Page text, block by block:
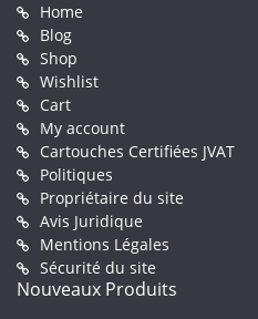
Home
Blog
Shop
Wishlist
Cart
My account
Cartouches Certifiées JVAT
Politiques
Propriétaire du site
Avis Juridique
Mentions Légales
Sécurité du site
Nouveaux Produits